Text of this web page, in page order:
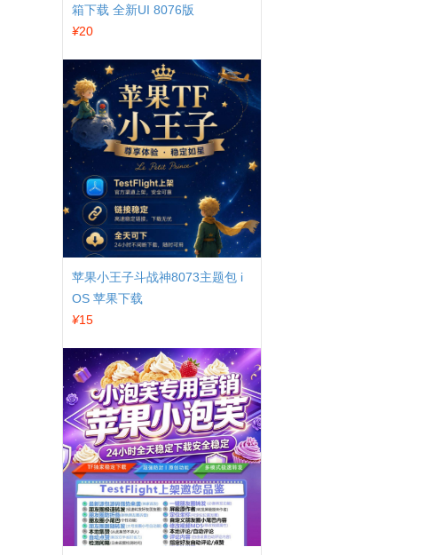
箱下载 全新UI 8076版
¥20
苹果小王子斗战神8073主题包 i
OS 苹果下载
¥15